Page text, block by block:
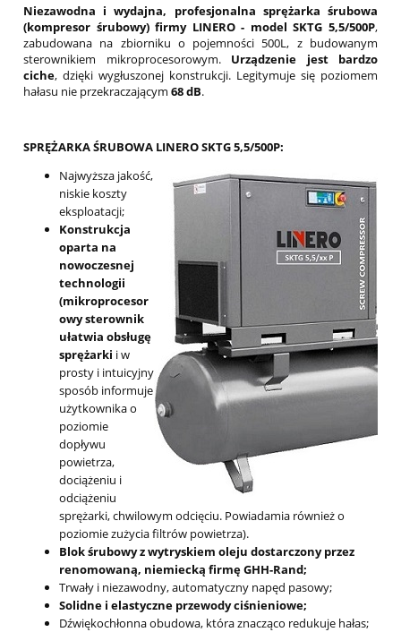
Niezawodna i wydajna, profesjonalna sprężarka śrubowa
(kompresor śrubowy) firmy LINERO - model SKTG 5,5/500P,
zabudowana na zbiorniku o pojemności 500L, z budowanym
sterownikiem mikroprocesorowym. Urządzenie jest bardzo
ciche, dzięki wygłuszonej konstrukcji. Legitymuje się poziomem
hałasu nie przekraczającym 68 dB.
SPRĘŻARKA ŚRUBOWA LINERO SKTG 5,5/500P:
Najwyższa jakość,
niskie koszty
eksploatacji;
Konstrukcja
oparta na
nowoczesnej
technologii
(mikroprocesor
owy sterownik
ułatwia obsługę
sprężarki i w
prosty i intuicyjny
sposób informuje
użytkownika o
poziomie
dopływu
powietrza,
dociążeniu i
odciążeniu
sprężarki, chwilowym odcięciu. Powiadamia również o
poziomie zużycia filtrów powietrza).
Blok śrubowy z wytryskiem oleju dostarczony przez
renomowaną, niemiecką firmę GHH-Rand;
Trwały i niezawodny, automatyczny napęd pasowy;
Solidne i elastyczne przewody ciśnieniowe;
Dźwiękochłonna obudowa, która znacząco redukuje hałas;